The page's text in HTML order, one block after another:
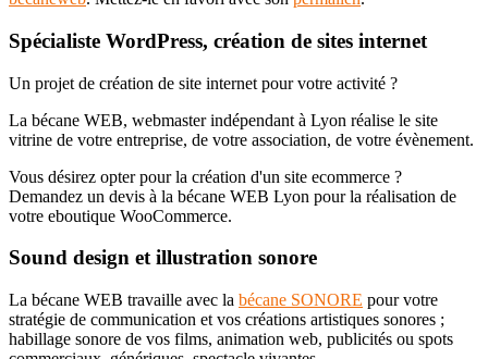
Spécialiste WordPress, création de sites internet
Un projet de création de site internet pour votre activité ?
La bécane WEB, webmaster indépendant à Lyon réalise le site
vitrine de votre entreprise, de votre association, de votre évènement.
Vous désirez opter pour la création d'un site ecommerce ?
Demandez un devis à la bécane WEB Lyon pour la réalisation de
votre eboutique WooCommerce.
Sound design et illustration sonore
La bécane WEB travaille avec la bécane SONORE pour votre
stratégie de communication et vos créations artistiques sonores ;
habillage sonore de vos films, animation web, publicités ou spots